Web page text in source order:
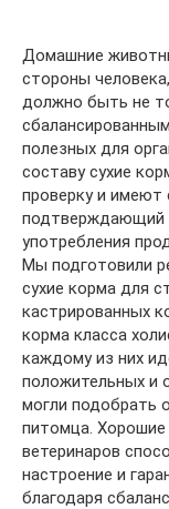
Домашние
стороны
должно быть не
полезных для
составу сухие
проверку и
подтверждающий
употребления
Мы подготовили
сухие корма для
кастрированных
корма класса
каждому из них
положительных и
могли подобрать
питомца.
ветеринаров
настроение и
благодаря